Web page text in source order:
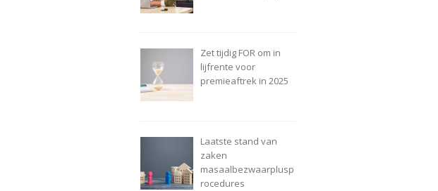
Zet tijdig FOR om in
lijfrente voor
premieaftrek in 2025
Laatste stand van
zaken
masaalbezwaarplusp
rocedures